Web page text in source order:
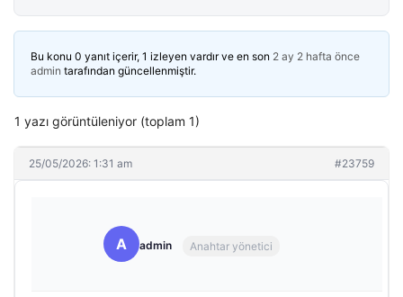
Bu konu 0 yanıt içerir, 1 izleyen vardır ve en son 2 ay 2 hafta önce
admin tarafından güncellenmiştir.
1 yazı görüntüleniyor (toplam 1)
25/05/2026: 1:31 am #23759
A admin Anahtar yönetici